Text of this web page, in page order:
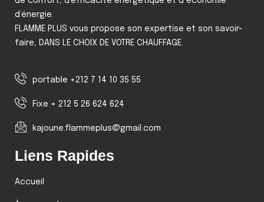
d’énergie.
FLAMME PLUS vous propose son expertise et son savoir-
faire, DANS LE CHOIX DE VOTRE CHAUFFAGE.
portable +212 7 14 10 35 55
Fixe + 212 5 26 624 624
kajoune.flammeplus@gmail.com
Liens Rapides
Accueil